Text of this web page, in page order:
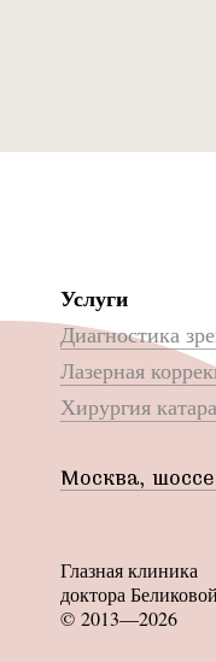
Услуги
Диагностика
Лазерная
Хирургия
Москва,
Глазная клиника
доктора Беликовой
© 2013—2026